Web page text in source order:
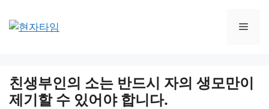
친생부인의 소는 반드시 자의 생모만이
제기할 수 있어야 합니다.